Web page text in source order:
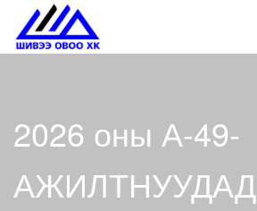
2026 оны А-49-
АЖИЛТНУУДАД